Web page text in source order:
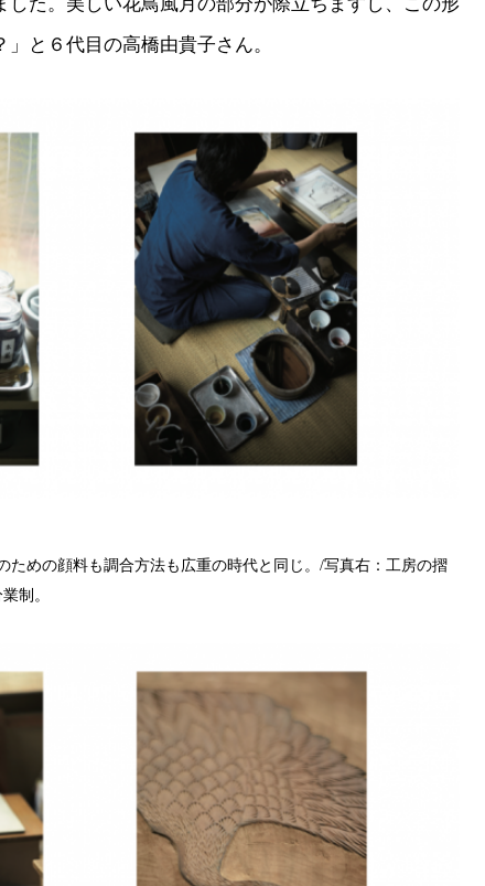
と６代目の高橋由貴子さん。
ための顔料も調合方法も広重の時代と同じ。/写真右：工房の摺
制。